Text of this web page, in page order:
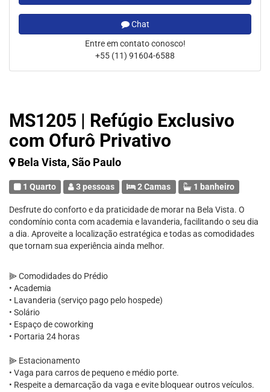
MS1205 | Refúgio Exclusivo
com Ofurô Privativo
Bela Vista, São Paulo
1 Quarto 3 pessoas 2 Camas 1 banheiro
Desfrute do conforto e da praticidade de morar na Bela Vista. O
condomínio conta com academia e lavanderia, facilitando o seu dia
a dia. Aproveite a localização estratégica e todas as comodidades
que tornam sua experiência ainda melhor.
⫸ Comodidades do Prédio
• Academia
• Lavanderia (serviço pago pelo hospede)
• Solário
• Espaço de coworking
• Portaria 24 horas
⫸ Estacionamento
• Vaga para carros de pequeno e médio porte.
• Respeite a demarcação da vaga e evite bloquear outros veículos.
Chat
Entre em contato conosco!
+55 (11) 91604-6588